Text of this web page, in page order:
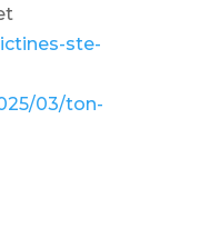
ste-
03/ton-